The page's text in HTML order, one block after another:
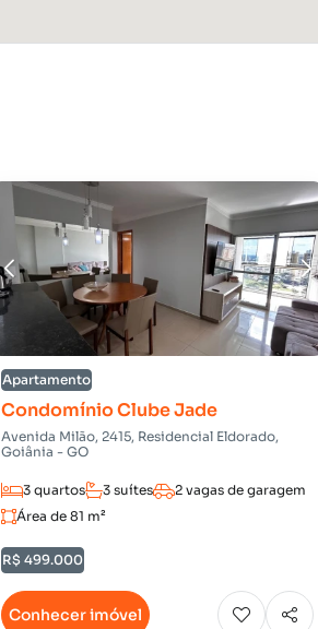
Apartamento
Condomínio Clube Jade
Avenida Milão, 2415, Residencial Eldorado,
Goiânia - GO
3 quartos 3 suítes
2 vagas de garagem
Área de 81 m²
R$ 499.000
Conhecer imóvel